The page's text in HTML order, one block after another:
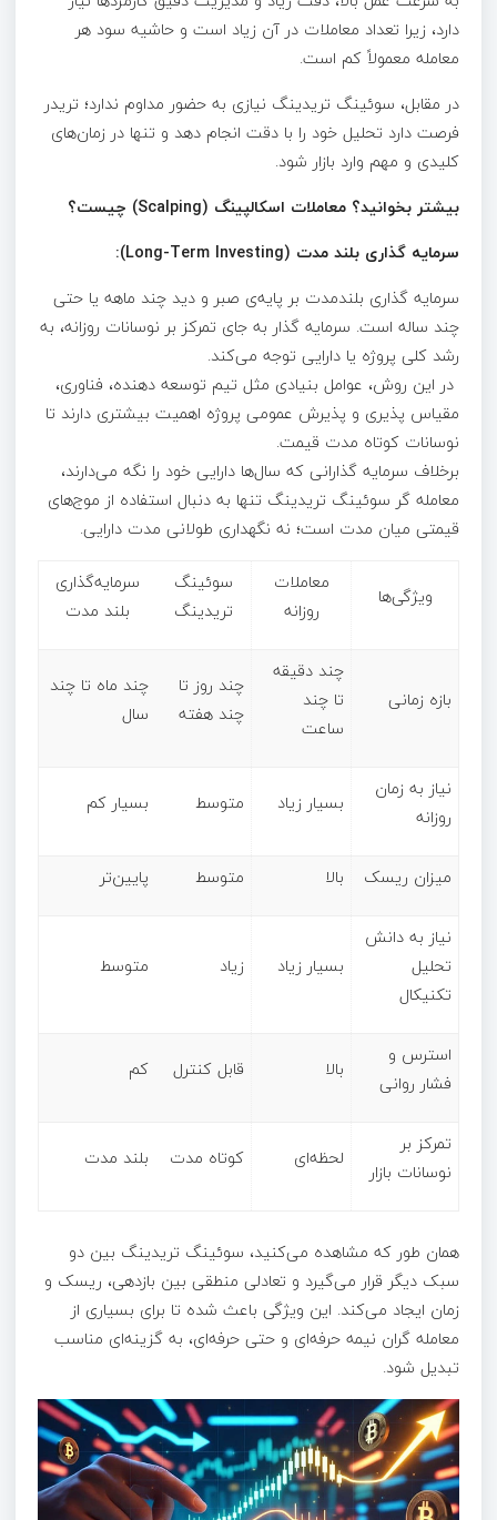
دارد، زیرا تعداد معاملات در آن زیاد است و حاشیه سود هر
معامله معمولاً کم است.
در مقابل، سوئینگ تریدینگ نیازی به حضور مداوم ندارد؛ تریدر
فرصت دارد تحلیل خود را با دقت انجام دهد و تنها در زمان‌های
کلیدی و مهم وارد بازار شود.
بیشتر بخوانید؟ معاملات اسکالپینگ (Scalping) چیست؟
سرمایه‌ گذاری بلند مدت (Long-Term Investing):
سرمایه‌ گذاری بلندمدت بر پایه‌ی صبر و دید چند ماهه یا حتی
چند ساله است. سرمایه‌ گذار به جای تمرکز بر نوسانات روزانه، به
رشد کلی پروژه یا دارایی توجه می‌کند.
در این روش، عوامل بنیادی مثل تیم توسعه‌ دهنده، فناوری،
مقیاس‌ پذیری و پذیرش عمومی پروژه اهمیت بیشتری دارند تا
نوسانات کوتاه‌ مدت قیمت.
برخلاف سرمایه‌ گذارانی که سال‌ها دارایی خود را نگه می‌دارند،
معامله‌ گر سوئینگ تریدینگ تنها به دنبال استفاده از موج‌های
قیمتی میان‌ مدت است؛ نه نگهداری طولانی‌ مدت دارایی.
ویژگی‌ها
معاملات
روزانه
سوئینگ
تریدینگ
سرمایه‌گذاری
بلند مدت
بازه زمانی
چند دقیقه
تا چند
ساعت
چند روز تا
چند هفته
چند ماه تا چند
سال
نیاز به زمان
روزانه
بسیار زیاد متوسط بسیار کم
میزان ریسک بالا متوسط پایین‌تر
نیاز به دانش
تحلیل
تکنیکال
بسیار زیاد زیاد متوسط
استرس و
فشار روانی
بالا قابل کنترل کم
تمرکز بر
نوسانات بازار
لحظه‌ای کوتاه‌ مدت بلند مدت
همان‌ طور که مشاهده می‌کنید، سوئینگ تریدینگ بین دو
سبک دیگر قرار می‌گیرد و تعادلی منطقی بین بازدهی، ریسک و
زمان ایجاد می‌کند. این ویژگی باعث شده تا برای بسیاری از
معامله‌ گران نیمه‌ حرفه‌ای و حتی حرفه‌ای، به گزینه‌ای مناسب
تبدیل شود.